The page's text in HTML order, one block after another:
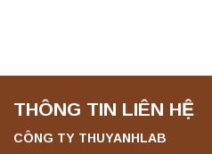
THÔNG TIN LIÊN HỆ
CÔNG TY THUYANHLAB